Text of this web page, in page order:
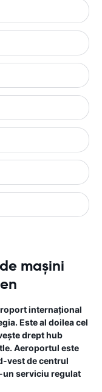
mașini
internațional
Este al doilea cel
drept hub
Aeroportul este
vest de centrul
serviciu regulat